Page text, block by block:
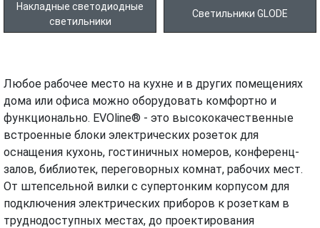
Накладные светодиодные
светильники
Светильники GLODE
Любое рабочее место на кухне и в других помещениях
дома или офиса можно оборудовать комфортно и
функционально. EVOline® - это высококачественные
встроенные блоки электрических розеток для
оснащения кухонь, гостиничных номеров, конференц-
залов, библиотек, переговорных комнат, рабочих мест.
От штепсельной вилки с супертонким корпусом для
подключения электрических приборов к розеткам в
труднодоступных местах, до проектирования